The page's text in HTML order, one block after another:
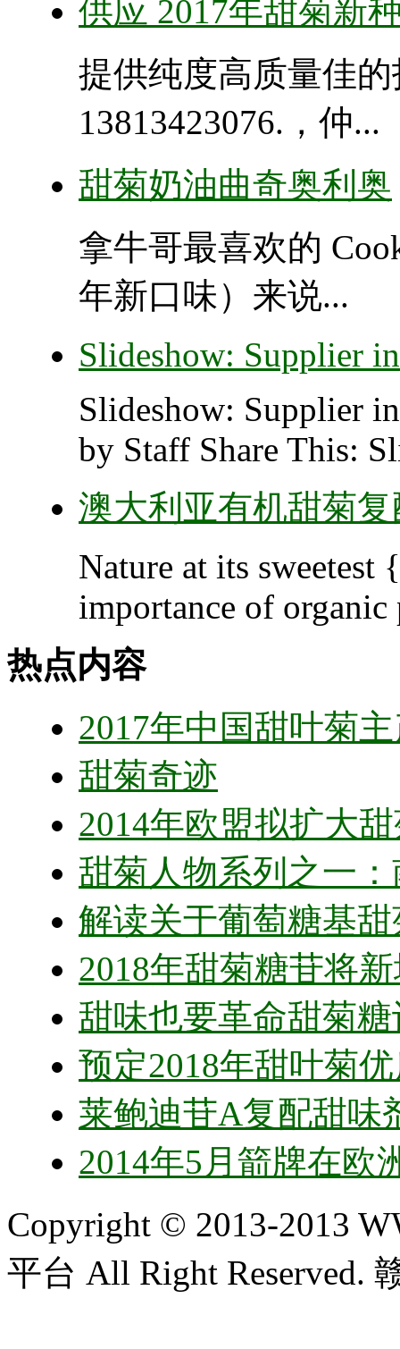
供应 2017年甜菊新
提供纯度高质量佳
13813423076.，仲...
甜菊奶油曲奇奥利奥
拿牛哥最喜欢的
年新口味）来说...
Slideshow: Supplier
Slideshow: Supplier
by Staff Share This:
澳大利亚有机甜菊
Nature at its sweetest
importance of organic
热点内容
2017年中国甜叶菊
甜菊奇迹
2014年欧盟拟扩大
甜菊人物系列之一
解读关于葡萄糖基
2018年甜菊糖苷将
甜味也要革命甜菊
预定2018年甜叶菊
莱鲍迪苷A复配甜味
2014年5月箭牌在欧
Copyright © 2013-2013
平台 All Right Reserved.